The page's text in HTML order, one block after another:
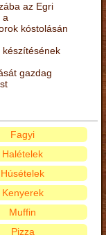
az Egri
a
kóstolásán
gazdag
Fagyi
Halételek
Húsételek
Kenyerek
Muffin
Pizza